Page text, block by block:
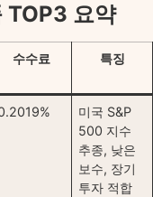
TOP3 요약
수수료 특징
미국 S&P
500 지수
추종, 낮은
보수, 장기
투자 적합